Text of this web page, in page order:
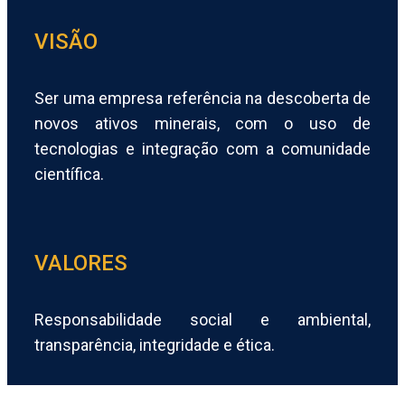
VISÃO
Ser uma empresa referência na descoberta de
novos ativos minerais, com o uso de
tecnologias e integração com a comunidade
científica.
VALORES
Responsabilidade social e ambiental,
transparência, integridade e ética.